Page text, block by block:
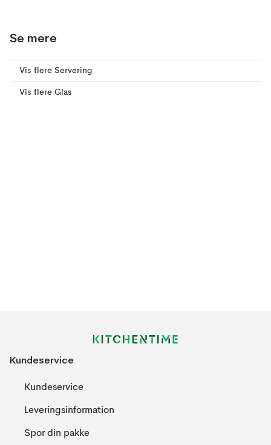
Se mere
Vis flere Servering
Vis flere Glas
Kundeservice
Kundeservice
Leveringsinformation
Spor din pakke